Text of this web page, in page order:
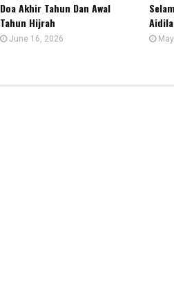
Doa Akhir Tahun Dan Awal
Tahun Hijrah
June 16, 2026